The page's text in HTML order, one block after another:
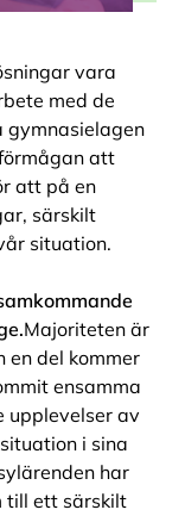
vara
med de
gymnasielagen
att
att på en
särskilt
situation.
Majoriteten är
en del kommer
ensamma
upplevelser av
i sina
har
till ett särskilt